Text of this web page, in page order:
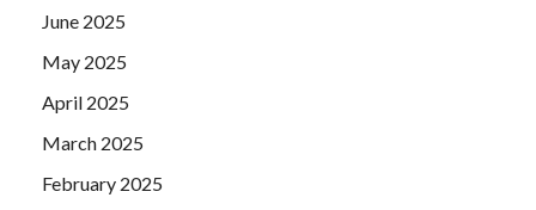
June 2025
May 2025
April 2025
March 2025
February 2025